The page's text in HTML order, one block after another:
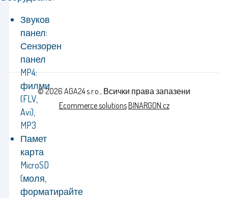
Звуков
панел:
Сензорен
панел
MP4:
филми
(FLV,
Avi),
MP3
Памет
карта
MicroSD
(моля,
форматирайте
© 2026 AGA24 s.r.o., Всички права запазени
Ecommerce solutionsBINARGON.cz